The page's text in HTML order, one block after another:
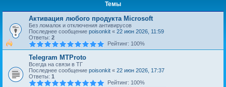
Темы
Активация любого продукта Microsoft
Без ломалок и отключения антивирусов
Последнее сообщение poisonkit « 22 июн 2026, 11:59
Ответы: 2
Рейтинг: 100%
Telegram MTProto
Всегда на связи в ТГ
Последнее сообщение poisonkit « 22 июн 2026, 17:37
Ответы: 1
Рейтинг: 100%